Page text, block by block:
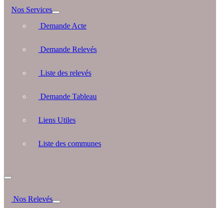
Nos Services
Demande Acte
Demande Relevés
Liste des relevés
Demande Tableau
Liens Utiles
Liste des communes
Nos Relevés